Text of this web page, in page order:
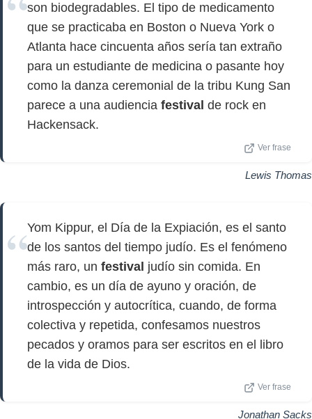
son biodegradables. El tipo de medicamento
que se practicaba en Boston o Nueva York o
Atlanta hace cincuenta años sería tan extraño
para un estudiante de medicina o pasante hoy
como la danza ceremonial de la tribu Kung San
parece a una audiencia festival de rock en
Hackensack.
Ver frase
Lewis Thomas
Yom Kippur, el Día de la Expiación, es el santo
de los santos del tiempo judío. Es el fenómeno
más raro, un festival judío sin comida. En
cambio, es un día de ayuno y oración, de
introspección y autocrítica, cuando, de forma
colectiva y repetida, confesamos nuestros
pecados y oramos para ser escritos en el libro
de la vida de Dios.
Ver frase
Jonathan Sacks